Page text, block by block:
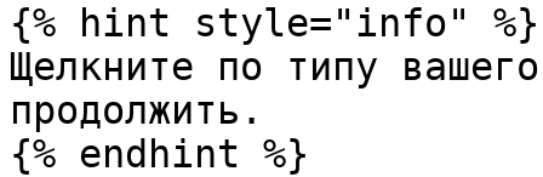
{% hint style="info" %}
Щелкните по типу
продолжить.
{% endhint %}